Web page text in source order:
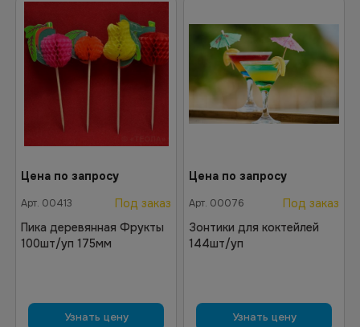
Цена по запросу
Арт. 00413
Под заказ
Пика деревянная Фрукты
100шт/уп 175мм
Узнать цену
Цена по запросу
Арт. 00076
Под заказ
Зонтики для коктейлей
144шт/уп
Узнать цену